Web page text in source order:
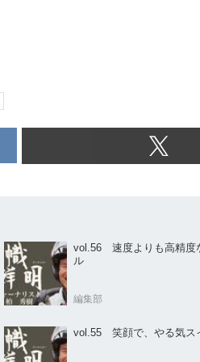
vol.56 速度よりも高精度
ル
編集部
vol.55 笑顔で、やる気ス